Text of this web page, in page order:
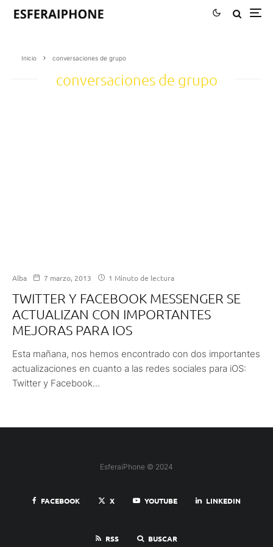
Inicio conversaciones de grupo
conversaciones de grupo
Alba 7 marzo, 2013 1 Minuto de lectura
TWITTER Y FACEBOOK MESSENGER SE
ACTUALIZAN CON IMPORTANTES
MEJORAS PARA IOS
Esta mañana, nos hemos encontrado con dos importantes
actualizaciones en cuanto a las redes sociales para iOS:
Twitter y Facebook...
EsferaiPhone © 2024
FACEBOOK X YOUTUBE LINKEDIN
RSS BUSCAR